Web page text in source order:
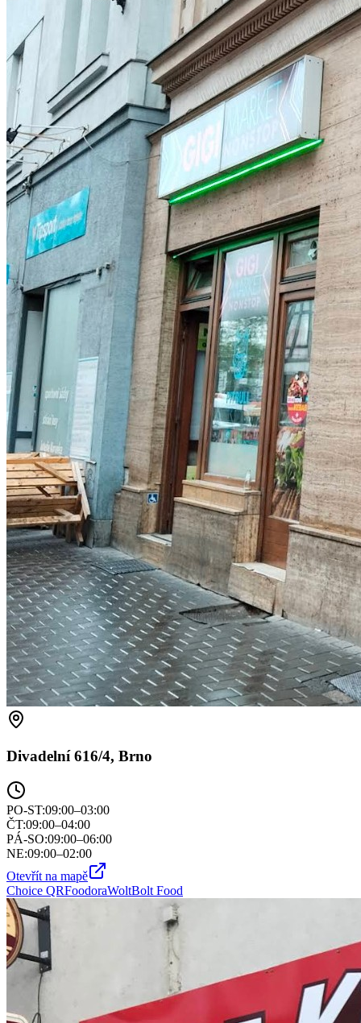
Divadelní 616/4, Brno
PO-ST:09:00–03:00
ČT:09:00–04:00
PÁ-SO:09:00–06:00
NE:09:00–02:00
Otevřít na mapě
Choice QRFoodoraWoltBolt Food